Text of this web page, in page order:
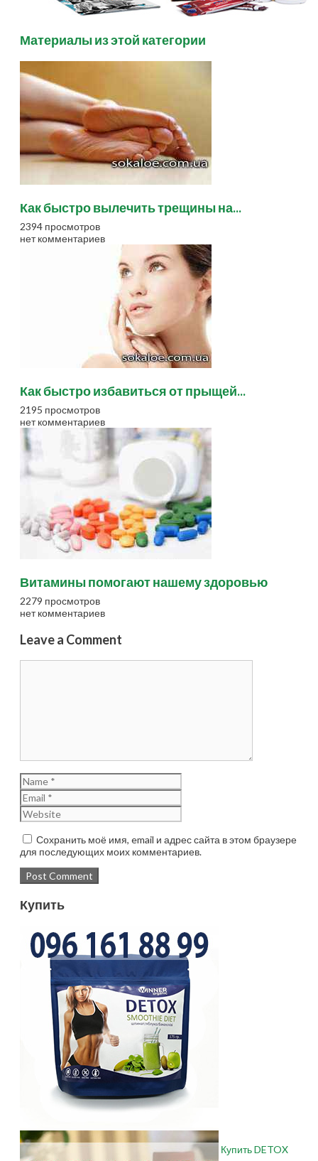
Материалы из этой категории
Как быстро вылечить трещины на...
2394 просмотров
нет комментариев
Как быстро избавиться от прыщей...
2195 просмотров
нет комментариев
Витамины помогают нашему здоровью
2279 просмотров
нет комментариев
Leave a Comment
Сохранить моё имя, email и адрес сайта в этом браузере
для последующих моих комментариев.
Купить
Купить DETOX